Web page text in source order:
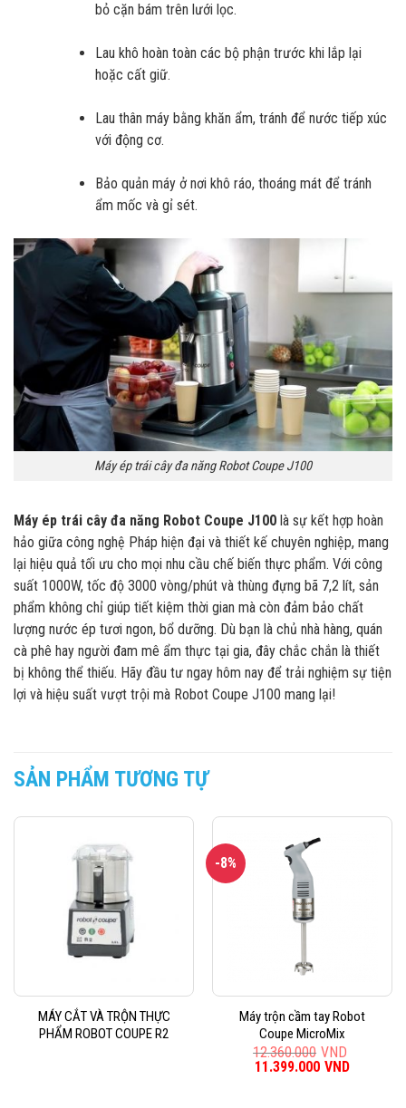
bỏ cặn bám trên lưới lọc.
Lau khô hoàn toàn các bộ phận trước khi lắp lại
hoặc cất giữ.
Lau thân máy bằng khăn ẩm, tránh để nước tiếp xúc
với động cơ.
Bảo quản máy ở nơi khô ráo, thoáng mát để tránh
ẩm mốc và gỉ sét.
Máy ép trái cây đa năng Robot Coupe J100
Máy ép trái cây đa năng Robot Coupe J100 là sự kết hợp hoàn
hảo giữa công nghệ Pháp hiện đại và thiết kế chuyên nghiệp, mang
lại hiệu quả tối ưu cho mọi nhu cầu chế biến thực phẩm. Với công
suất 1000W, tốc độ 3000 vòng/phút và thùng đựng bã 7,2 lít, sản
phẩm không chỉ giúp tiết kiệm thời gian mà còn đảm bảo chất
lượng nước ép tươi ngon, bổ dưỡng. Dù bạn là chủ nhà hàng, quán
cà phê hay người đam mê ẩm thực tại gia, đây chắc chắn là thiết
bị không thể thiếu. Hãy đầu tư ngay hôm nay để trải nghiệm sự tiện
lợi và hiệu suất vượt trội mà Robot Coupe J100 mang lại!
SẢN PHẨM TƯƠNG TỰ
MÁY CẮT VÀ TRỘN THỰC
PHẨM ROBOT COUPE R2
-8%
Máy trộn cầm tay Robot
Coupe MicroMix
12.360.000 VND
Giá
11.399.000 VND